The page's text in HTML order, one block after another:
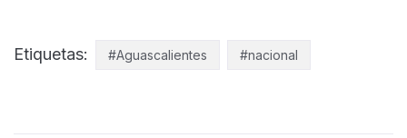
Etiquetas: #Aguascalientes #nacional